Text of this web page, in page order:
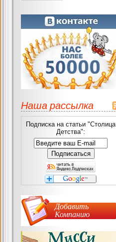
Наша рассылка
Подписка на статьи "Столица
Детства":
Добавить
Компанию